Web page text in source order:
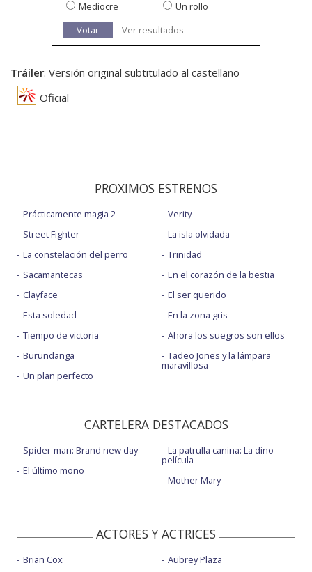
Mediocre
Un rollo
Votar
Ver resultados
Tráiler: Versión original subtitulado al castellano
Oficial
PROXIMOS ESTRENOS
Prácticamente magia 2
Street Fighter
La constelación del perro
Sacamantecas
Clayface
Esta soledad
Tiempo de victoria
Burundanga
Un plan perfecto
Verity
La isla olvidada
Trinidad
En el corazón de la bestia
El ser querido
En la zona gris
Ahora los suegros son ellos
Tadeo Jones y la lámpara
maravillosa
CARTELERA DESTACADOS
Spider-man: Brand new day
El último mono
La patrulla canina: La dino
película
Mother Mary
ACTORES Y ACTRICES
Brian Cox
Aubrey Plaza